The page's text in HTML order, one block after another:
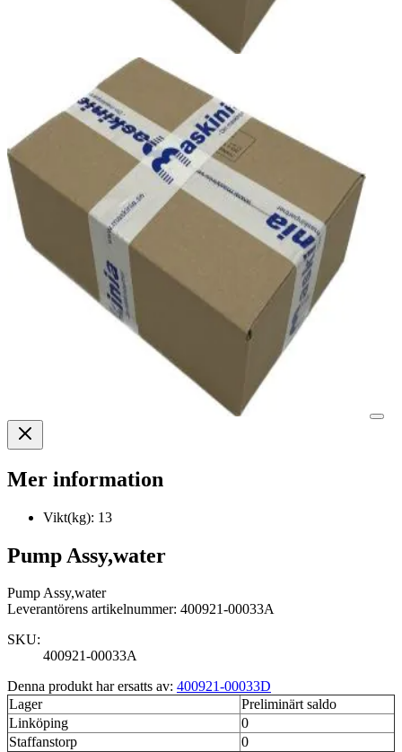
Mer information
Vikt(kg): 13
Pump Assy,water
Pump Assy,water
Leverantörens artikelnummer: 400921-00033A
SKU:
400921-00033A
Denna produkt har ersatts av: 400921-00033D
Lager
Preliminärt saldo
Linköping
0
Staffanstorp
0